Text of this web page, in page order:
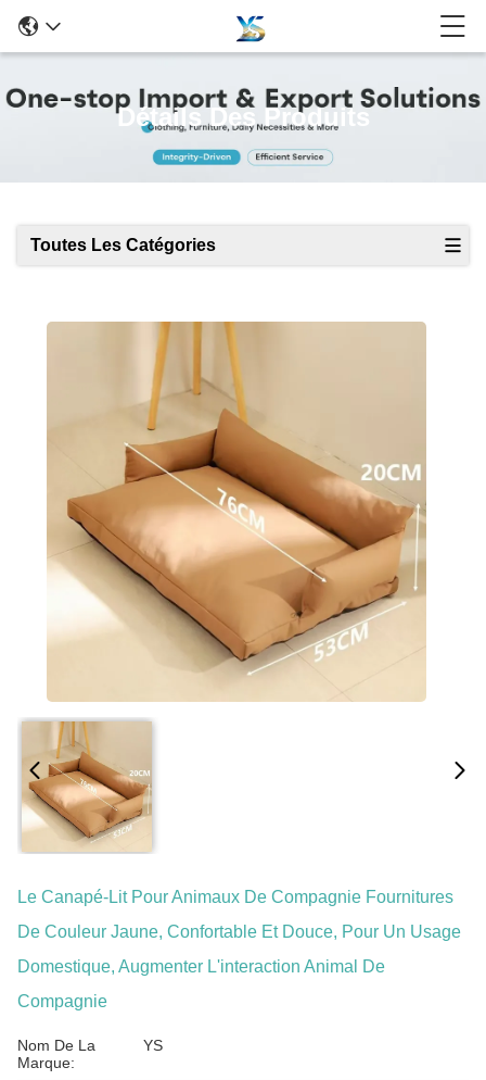
Détails Des Produits
Toutes Les Catégories
Le Canapé-Lit Pour Animaux De Compagnie Fournitures
De Couleur Jaune, Confortable Et Douce, Pour Un Usage
Domestique, Augmenter L'interaction Animal De
Compagnie
Nom De La
Marque:
YS